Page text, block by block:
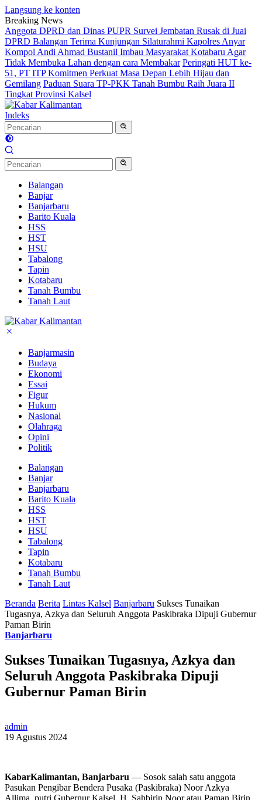
Langsung ke konten
Breaking News
Anggota DPRD dan Dinas PUPR Survei Jembatan Rusak di Juai
DPRD Balangan Terima Kunjungan Silaturahmi Kapolres Anyar
Kompol Andi Ahmad Bustanil Imbau Masyarakat Kotabaru Agar
Tidak Membuka Lahan dengan cara Membakar Peringati HUT ke-
51, PT ITP Komitmen Perkuat Masa Depan Lebih Hijau dan
Gemilang Paduan Suara TP-PKK Tanah Bumbu Raih Juara II
Tingkat Provinsi Kalsel
Indeks
Balangan
Banjar
Banjarbaru
Barito Kuala
HSS
HST
HSU
Tabalong
Tapin
Kotabaru
Tanah Bumbu
Tanah Laut
Banjarmasin
Budaya
Ekonomi
Essai
Figur
Hukum
Nasional
Olahraga
Opini
Politik
Balangan
Banjar
Banjarbaru
Barito Kuala
HSS
HST
HSU
Tabalong
Tapin
Kotabaru
Tanah Bumbu
Tanah Laut
Beranda Berita Lintas Kalsel Banjarbaru Sukses Tunaikan
Tugasnya, Azkya dan Seluruh Anggota Paskibraka Dipuji Gubernur
Paman Birin
Banjarbaru
Sukses Tunaikan Tugasnya, Azkya dan
Seluruh Anggota Paskibraka Dipuji
Gubernur Paman Birin
admin
19 Agustus 2024
KabarKalimantan, Banjarbaru — Sosok salah satu anggota
Pasukan Pengibar Bendera Pusaka (Paskibraka) Noor Azkya